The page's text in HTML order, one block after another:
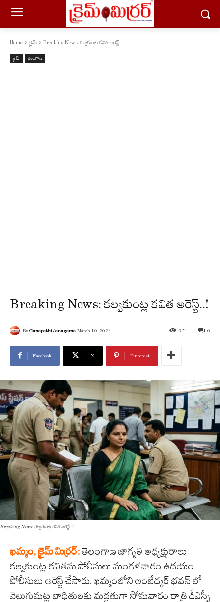
Home క్రైమ్ Breaking News: కల్వకుంట్ల కవిత అరెస్ట్..!
క్రైమ్ తెలంగాణ
Breaking News: కల్వకుంట్ల కవిత అరెస్ట్..!
By Ganapathi Janagama March 10, 2026 0
321
Facebook X Pinterest
Breaking News: కల్వకుంట్ల కవిత అరెస్ట్..!
ఖమ్మం, క్రైమ్ మిర్ర‌ర్:తెలంగాణ జాగృతి అధ్యక్షురాలు
కల్వకుంట్ల కవితను పోలీసులు మంగళవారం ఉదయం
పోలీసులు అరెస్ట్ చేసారు. ఖమ్మంలోని అంబేద్కర్ భవన్ లో
వెలుగుమట్ల బాధితులకు మద్దతుగా సోమవారం రాత్రి డీఎస్పీ